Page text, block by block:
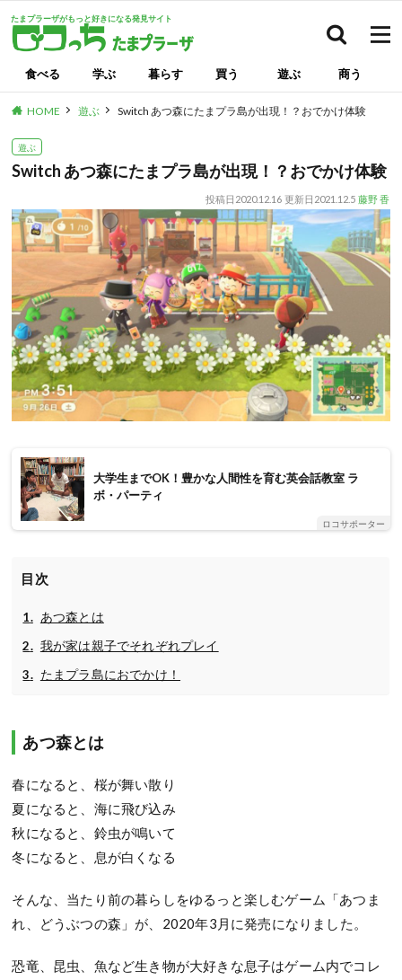
たまプラーザがもっと好きになる発見サイト
食べる 学ぶ 暮らす 買う 遊ぶ 商う
HOME 遊ぶ Switch あつ森にたまプラ島が出現！？おでかけ体験
遊ぶ
Switch あつ森にたまプラ島が出現！？おでかけ体験
投稿日 2020.12.16 更新日 2021.12.5 藤野 香
大学生までOK！豊かな人間性を育む英会話教室 ラ
ボ・パーティ
ロコサポーター
目次
あつ森とは
我が家は親子でそれぞれプレイ
たまプラ島におでかけ！
あつ森とは
春になると、桜が舞い散り
夏になると、海に飛び込み
秋になると、鈴虫が鳴いて
冬になると、息が白くなる
そんな、当たり前の暮らしをゆるっと楽しむゲーム「あつま
れ、どうぶつの森」が、2020年3月に発売になりました。
恐竜、昆虫、魚など生き物が大好きな息子はゲーム内でコレ